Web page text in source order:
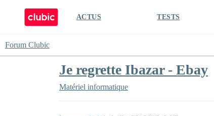
ACTUS TESTS
Forum Clubic
Je regrette Ibazar - Ebay
Matériel informatique